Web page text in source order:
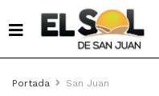
Portada San Juan